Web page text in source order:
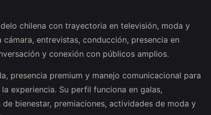
chilena con trayectoria en televisión, moda y
entrevistas, conducción, presencia en
y conexión con públicos amplios.
presencia premium y manejo comunicacional para
experiencia. Su perfil funciona en galas,
bienestar, premiaciones, actividades de moda y